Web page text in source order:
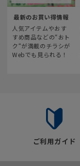
最新のお買い得情報
人気アイテムやおす
すめ商品などの“おト
ク“が満載のチラシが
Webでも見られる！
ご利用ガイド